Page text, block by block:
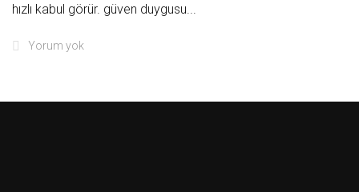
hızlı kabul görür. güven duygusu...
Yorum yok